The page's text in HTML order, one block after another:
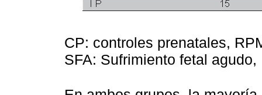
CP: controles prenatales,
SFA: Sufrimiento fetal